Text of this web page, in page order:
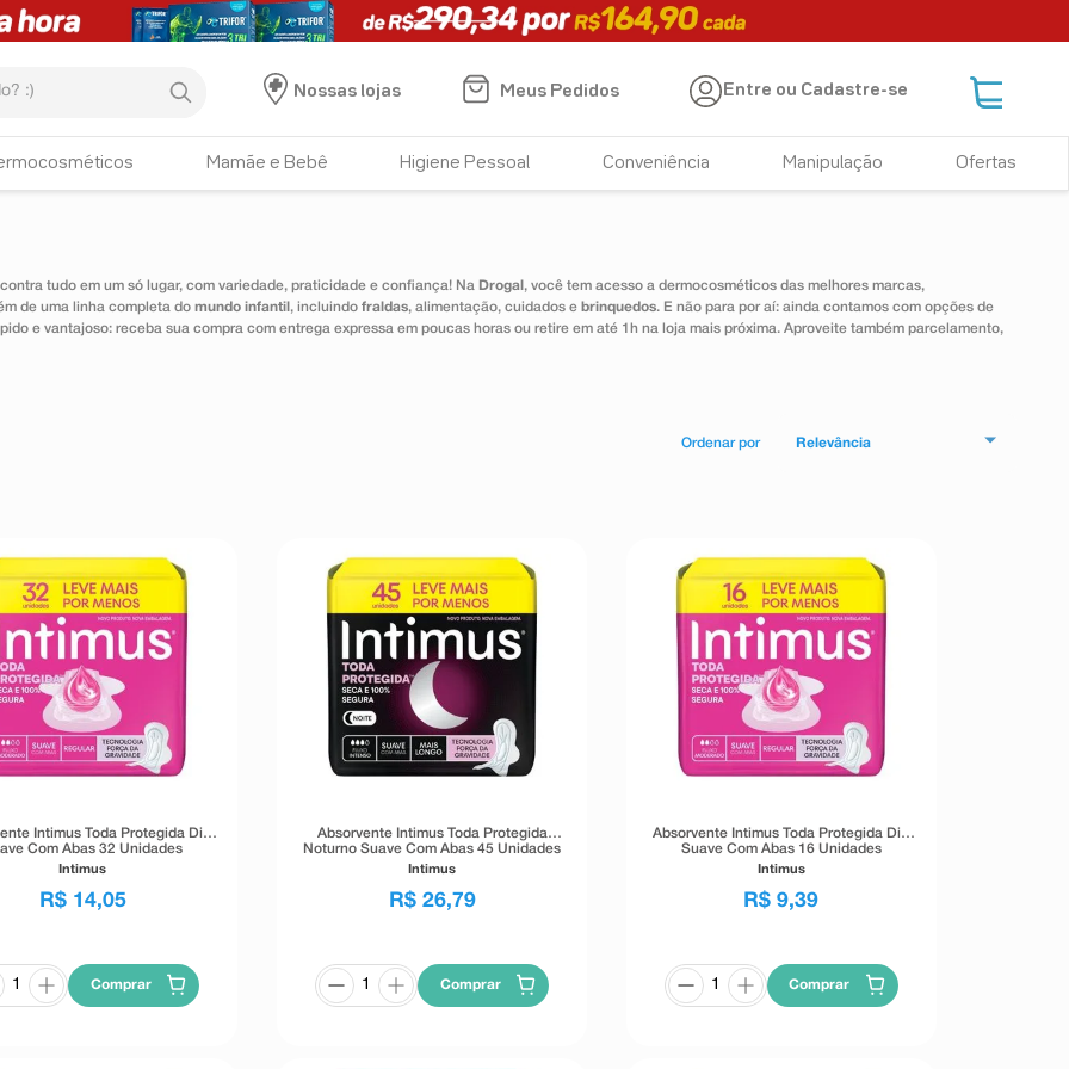
HISTÓRICO DE BUSCAS
Nossas lojas Meus Pedidos Entre ou Cadastre-se
Mamãe e Bebê Higiene Pessoal Conveniência Manipulação Ofertas
tudo em um só lugar, com variedade, praticidade e confiança! Na Drogal , você tem acesso a dermocosméticos das melhores marcas,
de uma linha completa do mundo infantil , incluindo fraldas, alimentação, cuidados e brinquedos. E não para por aí: ainda contamos com opções de
e vantajoso: receba sua compra com entrega expressa em poucas horas ou retire em até 1h na loja mais próxima. Aproveite também parcelamento,
Relevância
Intimus Toda Protegida Dia
Com Abas 32 Unidades
Intimus
R$ 14,05
Comprar
Absorvente Intimus Toda Protegida
Noturno Suave Com Abas 45 Unidades
Intimus
R$ 26,79
Comprar
Absorvente Intimus Toda Protegida Dia
Suave Com Abas 16 Unidades
Intimus
R$ 9,39
Comprar